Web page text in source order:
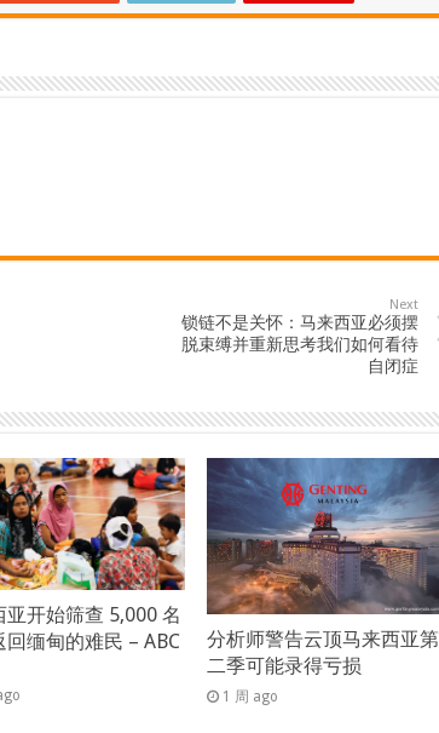
Next
锁链不是关怀：马来西亚必须摆
脱束缚并重新思考我们如何看待
自闭症
亚开始筛查 5,000 名
回缅甸的难民 – ABC
分析师警告云顶马来西亚第
二季可能录得亏损
1 周 ago